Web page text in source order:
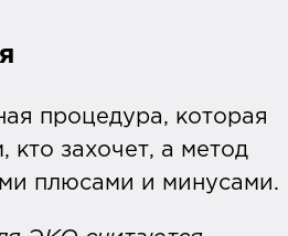
процедура, которая
кто захочет, а метод
плюсами и минусами.